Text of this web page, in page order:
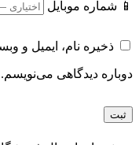
📱 شماره موبایل
ذخیره نام، ایمیل و
دوباره دیدگاهی می‌نویسم.